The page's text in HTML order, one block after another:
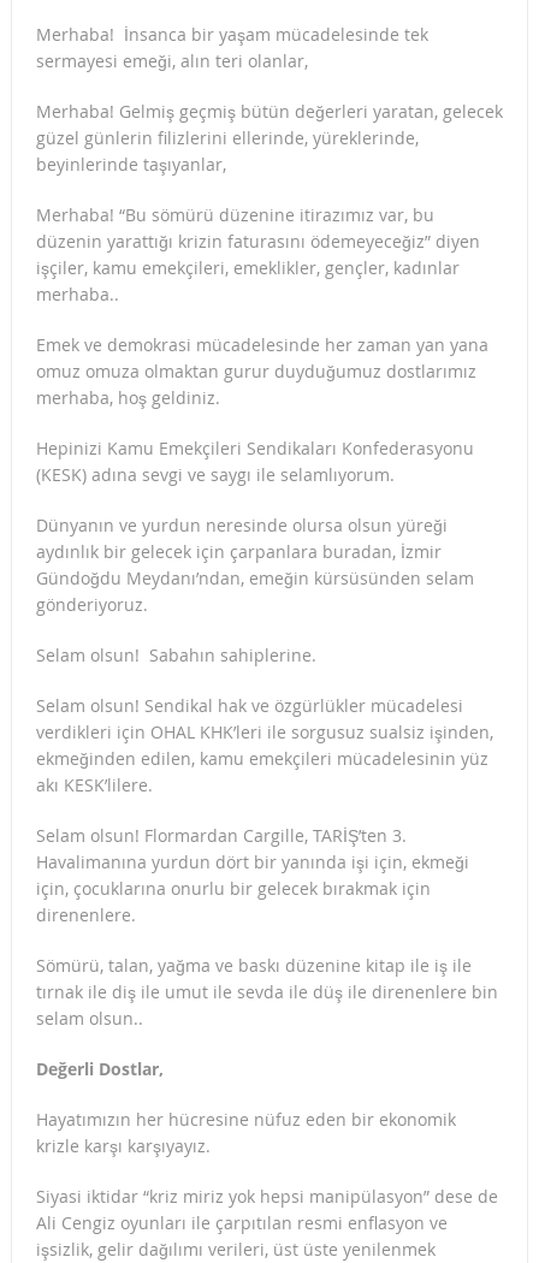
Merhaba! İnsanca bir yaşam mücadelesinde tek
sermayesi emeği, alın teri olanlar,
Merhaba! Gelmiş geçmiş bütün değerleri yaratan, gelecek
güzel günlerin filizlerini ellerinde, yüreklerinde,
beyinlerinde taşıyanlar,
Merhaba! “Bu sömürü düzenine itirazımız var, bu
düzenin yarattığı krizin faturasını ödemeyeceğiz” diyen
işçiler, kamu emekçileri, emeklikler, gençler, kadınlar
merhaba..
Emek ve demokrasi mücadelesinde her zaman yan yana
omuz omuza olmaktan gurur duyduğumuz dostlarımız
merhaba, hoş geldiniz.
Hepinizi Kamu Emekçileri Sendikaları Konfederasyonu
(KESK) adına sevgi ve saygı ile selamlıyorum.
Dünyanın ve yurdun neresinde olursa olsun yüreği
aydınlık bir gelecek için çarpanlara buradan, İzmir
Gündoğdu Meydanı’ndan, emeğin kürsüsünden selam
gönderiyoruz.
Selam olsun! Sabahın sahiplerine.
Selam olsun! Sendikal hak ve özgürlükler mücadelesi
verdikleri için OHAL KHK’leri ile sorgusuz sualsiz işinden,
ekmeğinden edilen, kamu emekçileri mücadelesinin yüz
akı KESK’lilere.
Selam olsun! Flormardan Cargille, TARİŞ’ten 3.
Havalimanına yurdun dört bir yanında işi için, ekmeği
için, çocuklarına onurlu bir gelecek bırakmak için
direnenlere.
Sömürü, talan, yağma ve baskı düzenine kitap ile iş ile
tırnak ile diş ile umut ile sevda ile düş ile direnenlere bin
selam olsun..
Değerli Dostlar,
Hayatımızın her hücresine nüfuz eden bir ekonomik
krizle karşı karşıyayız.
Siyasi iktidar “kriz miriz yok hepsi manipülasyon” dese de
Ali Cengiz oyunları ile çarpıtılan resmi enflasyon ve
işsizlik, gelir dağılımı verileri, üst üste yenilenmek